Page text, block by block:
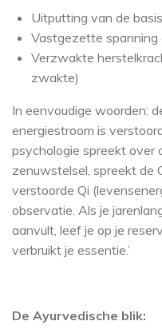
Uitputting van de
Vastgezette spanning
Verzwakte
zwakte)
In eenvoudige woorden:
energiestroom is
psychologie spreekt over
zenuwstelsel, spreekt de
verstoorde Qi
observatie. Als je
aanvult, leef je op je
verbruikt je essentie.’
De Ayurvedische blik: